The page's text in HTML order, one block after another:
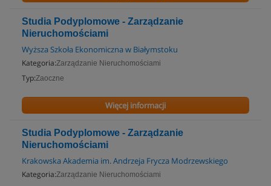
Studia Podyplomowe - Zarządzanie
Nieruchomościami
Wyższa Szkoła Ekonomiczna w Białymstoku
Kategoria:Zarządzanie Nieruchomościami
Typ:Zaoczne
Więcej informacji
Studia Podyplomowe - Zarządzanie
Nieruchomościami
Krakowska Akademia im. Andrzeja Frycza Modrzewskiego
Kategoria:Zarządzanie Nieruchomościami